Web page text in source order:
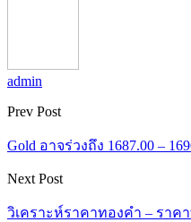
admin
Prev Post
Gold อาจร่วงถึง 1687.00 –
Next Post
วิเคราะห์ราคาทองคำ – ราค